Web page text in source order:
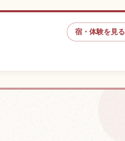
宿・体験を見る